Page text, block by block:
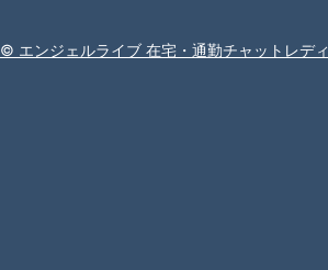
© エンジェルライブ 在宅・通勤チャットレディ